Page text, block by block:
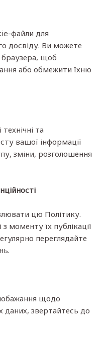
файли для
досвіду. Ви можете
браузера, щоб
або обмежити їхню
та
вашої інформації
зміни, розголошення
цю Політику.
моменту їх публікації
переглядайте
щодо
звертайтесь до